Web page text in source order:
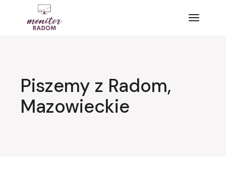
Piszemy z Radom,
Mazowieckie